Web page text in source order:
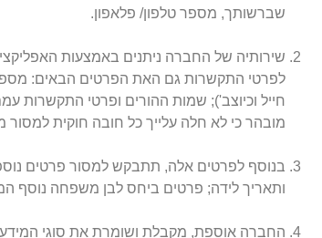
שברשותך, מספר טלפון/ פלאפון.
שירותיה של החברה ניתנים באמצעות
חייל וכיוצב'); שמות ההורים ופרטי התקשרות
מובהר כי לא חלה עלייך כל חובה חוקית
בנוסף לפרטים אלה, תתבקש למסור פרטים
ותאריך לידה; פרטים ביחס לבן משפחה נוסף
החברה אוספת, מקבלת ושומרת את סוגי המידע